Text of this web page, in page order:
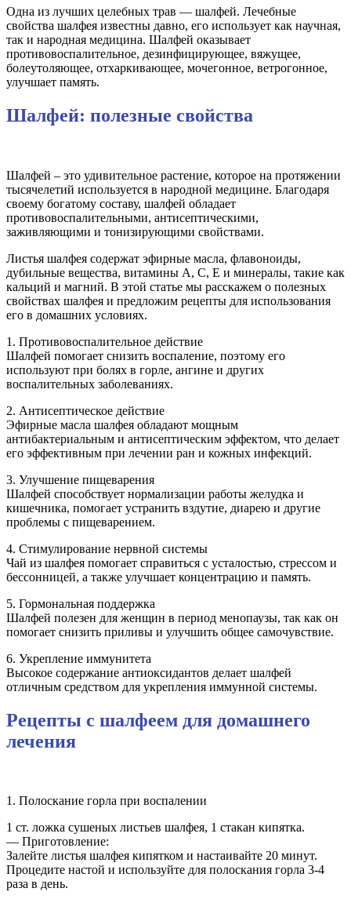
Одна из лучших целебных трав — шалфей. Лечебные
свойства шалфея известны давно, его использует как научная,
так и народная медицина. Шалфей оказывает
противовоспалительное, дезинфицирующее, вяжущее,
болеутоляющее, отхаркивающее, мочегонное, ветрогонное,
улучшает память.
Шалфей: полезные свойства
Шалфей – это удивительное растение, которое на протяжении
тысячелетий используется в народной медицине. Благодаря
своему богатому составу, шалфей обладает
противовоспалительными, антисептическими,
заживляющими и тонизирующими свойствами.
Листья шалфея содержат эфирные масла, флавоноиды,
дубильные вещества, витамины А, С, Е и минералы, такие как
кальций и магний. В этой статье мы расскажем о полезных
свойствах шалфея и предложим рецепты для использования
его в домашних условиях.
1. Противовоспалительное действие
Шалфей помогает снизить воспаление, поэтому его
используют при болях в горле, ангине и других
воспалительных заболеваниях.
2. Антисептическое действие
Эфирные масла шалфея обладают мощным
антибактериальным и антисептическим эффектом, что делает
его эффективным при лечении ран и кожных инфекций.
3. Улучшение пищеварения
Шалфей способствует нормализации работы желудка и
кишечника, помогает устранить вздутие, диарею и другие
проблемы с пищеварением.
4. Стимулирование нервной системы
Чай из шалфея помогает справиться с усталостью, стрессом и
бессонницей, а также улучшает концентрацию и память.
5. Гормональная поддержка
Шалфей полезен для женщин в период менопаузы, так как он
помогает снизить приливы и улучшить общее самочувствие.
6. Укрепление иммунитета
Высокое содержание антиоксидантов делает шалфей
отличным средством для укрепления иммунной системы.
Рецепты с шалфеем для домашнего
лечения
1. Полоскание горла при воспалении
1 ст. ложка сушеных листьев шалфея, 1 стакан кипятка.
— Приготовление:
Залейте листья шалфея кипятком и настаивайте 20 минут.
Процедите настой и используйте для полоскания горла 3-4
раза в день.